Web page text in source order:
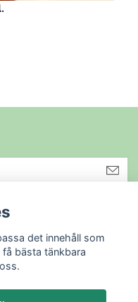
det innehåll som
bästa tänkbara